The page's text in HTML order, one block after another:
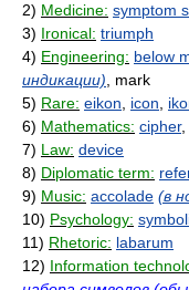
2) Medicine: symptom
3) Ironical: triumph
4) Engineering: below
индикации) , mark
5) Rare: eikon icon
6) Mathematics: cipher,
7) Law: device
8) Diplomatic term:
9) Music: accolade (в
10) Psychology:
11) Rhetoric: labarum
12) Information